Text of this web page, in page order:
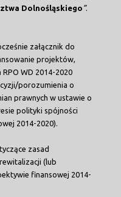
Dolnośląskiego ”.
załącznik do
projektów,
WD 2014-2020
porozumienia o
prawnych w ustawie o
polityki spójności
2014-2020).
zasad
(lub
finansowej 2014-